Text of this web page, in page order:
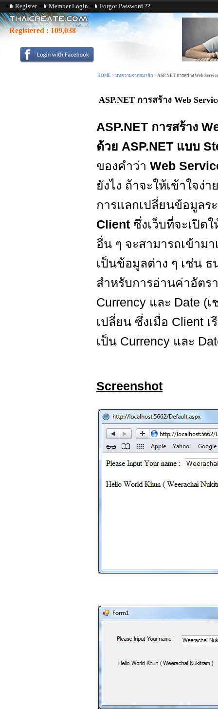
Register Member Login Forgot Password ??
Registered : 109,038
HOME > บทความจากสมาชิก > ASP.NET การสร้าง Web
ASP.NET การสร้าง Web
ASP.NET การสร้าง
ด้วย ASP.NET แบบ
ของคำว่า Web
ยังไง ถ้าจะให้เข้าใจง่
การแลกเปลี่ยนข้อมูลร
Client ซึ่งเว็บที่จะเปิด
อื่น ๆ จะสามารถเข้าม
เป็นข้อมูลต่าง ๆ เช่น ธ
สำหรับการอ่านค่าอัตร
Currency และ Date (
เปลี่ยน ซึ่งเมื่อ Client
เป็น Currency และ
Screenshot